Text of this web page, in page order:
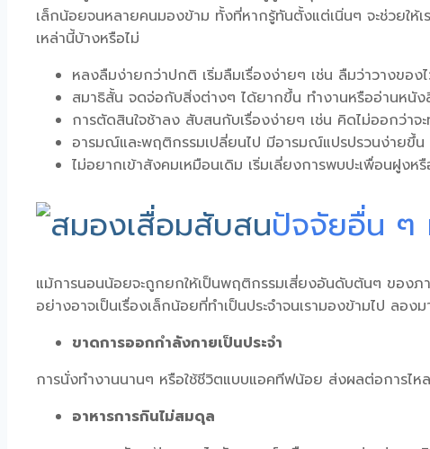
เล็กน้อยจนหลายคนมองข้าม ทั้งที่หากรู้ทันตั้งแต่เนิ่นๆ จะช่วยให้
เหล่านี้บ้างหรือไม่
หลงลืมง่ายกว่าปกติ เริ่มลืมเรื่องง่ายๆ เช่น ลืมว่าวางของ
สมาธิสั้น จดจ่อกับสิ่งต่างๆ ได้ยากขึ้น ทำงานหรืออ่านหนัง
การตัดสินใจช้าลง สับสนกับเรื่องง่ายๆ เช่น คิดไม่ออกว่าจ
อารมณ์และพฤติกรรมเปลี่ยนไป มีอารมณ์แปรปรวนง่ายขึ้
ไม่อยากเข้าสังคมเหมือนเดิม เริ่มเลี่ยงการพบปะเพื่อนฝูง
ปัจจัยอื่น ๆ
แม้การนอนน้อยจะถูกยกให้เป็นพฤติกรรมเสี่ยงอันดับต้นๆ ของภ
อย่างอาจเป็นเรื่องเล็กน้อยที่ทำเป็นประจำจนเรามองข้ามไป ลอ
ขาดการออกกำลังกายเป็นประจำ
การนั่งทำงานนานๆ หรือใช้ชีวิตแบบแอคทีฟน้อย ส่งผลต่อการไ
อาหารการกินไม่สมดุล